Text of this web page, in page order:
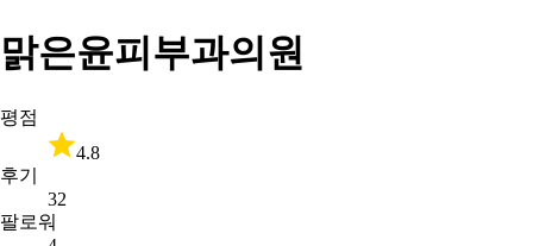
맑은윤피부과의원
평점
4.8
후기
32
팔로워